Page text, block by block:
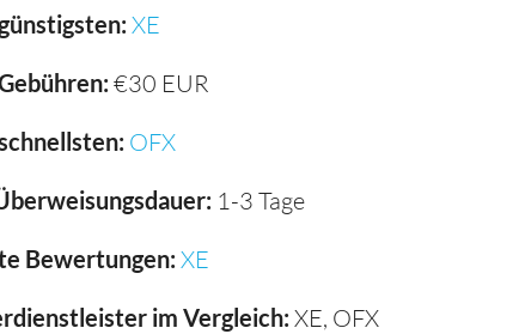
XE
€30 EUR
OFX
1-3 Tage
Bewertungen: XE
im Vergleich: XE, OFX